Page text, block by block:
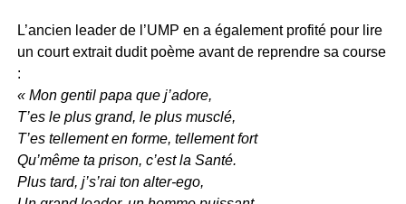
L’ancien leader de l’UMP en a également profité pour lire
un court extrait dudit poème avant de reprendre sa course
:
« Mon gentil papa que j’adore,
T’es le plus grand, le plus musclé,
T’es tellement en forme, tellement fort
Qu’même ta prison, c’est la Santé.
Plus tard, j’s’rai ton alter-ego,